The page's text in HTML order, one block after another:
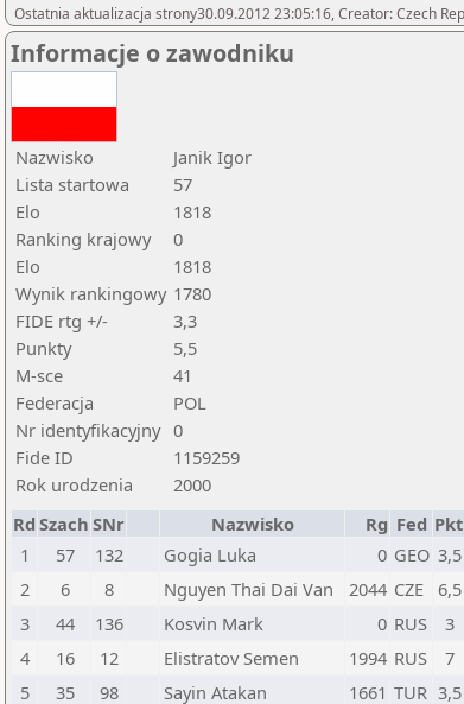
Ostatnia aktualizacja strony30.09.2012 23:05:16, Creator: Czech
Informacje o zawodniku
Nazwisko
Janik Igor
Lista startowa
57
Elo
1818
Ranking krajowy
0
Elo
1818
Wynik rankingowy 1780
FIDE rtg +/-
3,3
Punkty
5,5
M-sce
41
Federacja
POL
Nr identyfikacyjny 0
Fide ID
1159259
Rok urodzenia
2000
Rd Szach SNr Nazwisko Rg Fed Pkt
1
57 132 Gogia Luka 0 GEO 3,5
2
6 8 Nguyen Thai Dai Van 2044 CZE 6,5
3
44 136 Kosvin Mark 0 RUS 3
4
16 12 Elistratov Semen 1994 RUS 7
5
35 98 Sayin Atakan 1661 TUR 3,5